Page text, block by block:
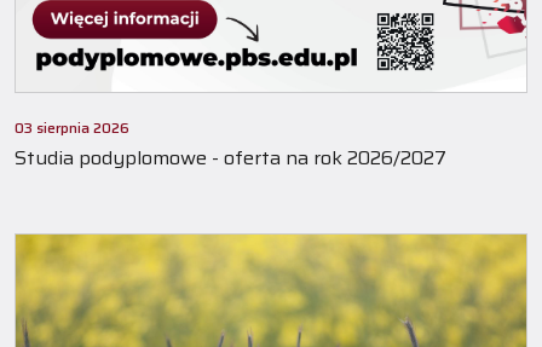
03 sierpnia 2026
Studia podyplomowe - oferta na rok 2026/2027